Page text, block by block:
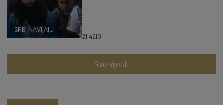
SRBI NAVIJAJU
21:42 0
Sve vijesti